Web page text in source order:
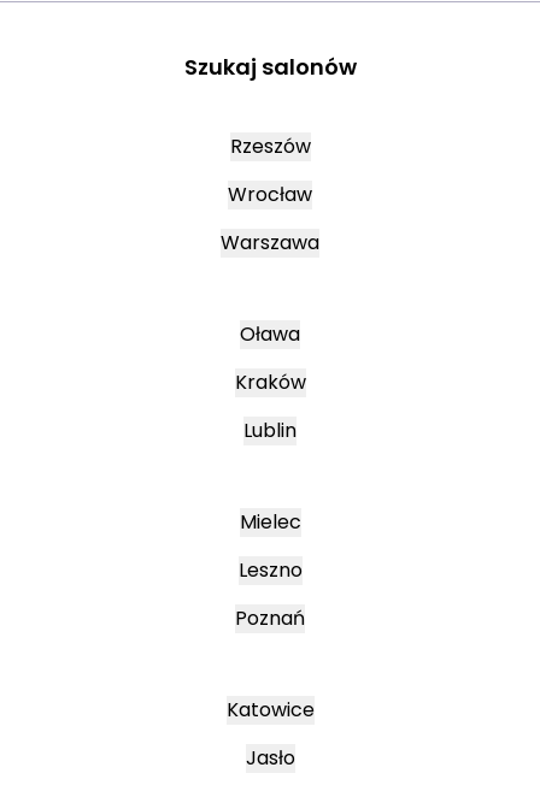
Szukaj salonów
Rzeszów
Wrocław
Warszawa
Oława
Kraków
Lublin
Mielec
Leszno
Poznań
Katowice
Jasło